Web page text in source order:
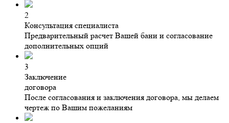
2
Консультация специалиста
Предварительный расчет Вашей бани и согласование
дополнительных опций
3
Заключение
договора
После согласования и заключения договора, мы делаем
чертеж по Вашим пожеланиям